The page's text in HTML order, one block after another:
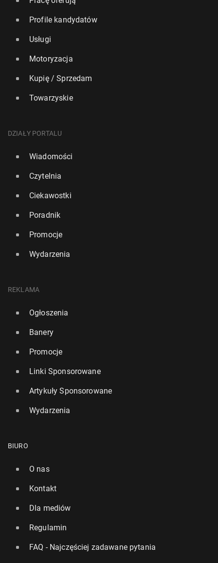
Profile kandydatów
Usługi
Motoryzacja
Kupię / Sprzedam
Towarzyskie
DZIAŁY PORTALU
Wiadomości
Czytelnia
Ciekawostki
Poradnik
Promocje
Wydarzenia
REKLAMA
Ogłoszenia
Banery
Promocje
Linki Sponsorowane
Artykuły Sponsorowane
Wydarzenia
BIURO
O nas
Kontakt
Dla mediów
Regulamin
FAQ - Najczęściej zadawane pytania